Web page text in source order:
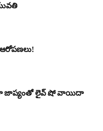
ఆరోపణలు!
జాప్యంతో లైవ్ షో వాయిదా